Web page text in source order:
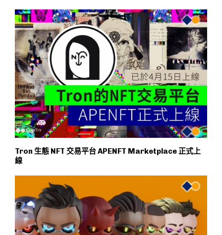
Tron 生態 NFT 交易平台 APENFT Marketplace 正式上
線